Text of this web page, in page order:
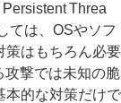
Threa
ては、OSやソフ
策はもちろん必要
撃では未知の脆
本的な対策だけで